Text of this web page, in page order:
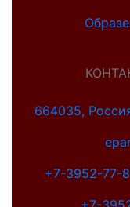
664035,
+7-3952-77-